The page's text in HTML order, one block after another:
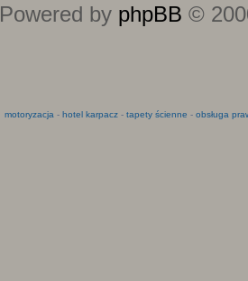
Powered by phpBB ©
motoryzacja - hotel karpacz- tapety ścienne - obsługa